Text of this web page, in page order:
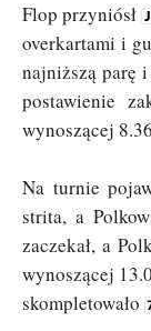
Flop przyniósł
overkartami i
najniższą parę
postawienie
wynoszącej
Na turnie
strita, a
zaczekał, a
wynoszącej
skompletowało